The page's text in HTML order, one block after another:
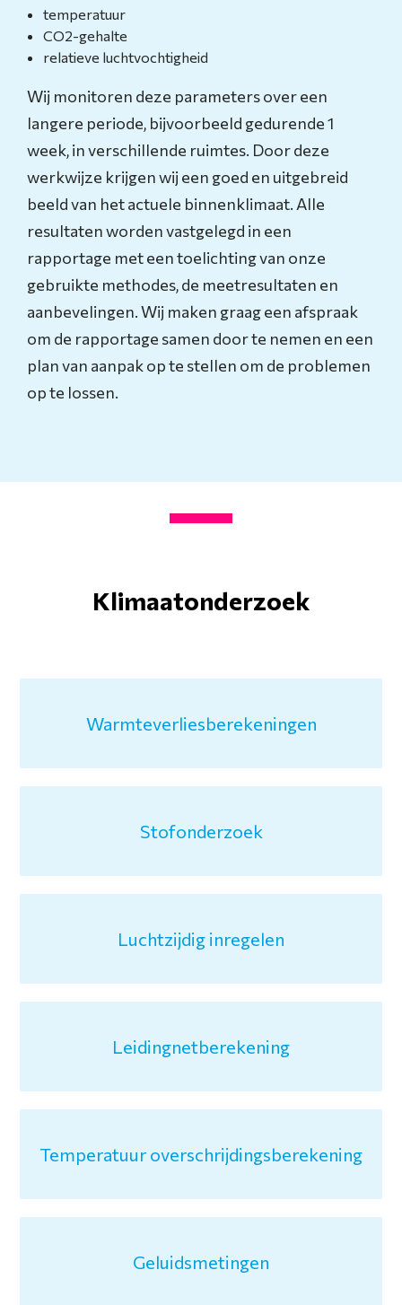
temperatuur
CO2-gehalte
relatieve luchtvochtigheid
Wij monitoren deze parameters over een
langere periode, bijvoorbeeld gedurende 1
week, in verschillende ruimtes. Door deze
werkwijze krijgen wij een goed en uitgebreid
beeld van het actuele binnenklimaat. Alle
resultaten worden vastgelegd in een
rapportage met een toelichting van onze
gebruikte methodes, de meetresultaten en
aanbevelingen. Wij maken graag een afspraak
om de rapportage samen door te nemen en een
plan van aanpak op te stellen om de problemen
op te lossen.
Klimaatonderzoek
Warmteverliesberekeningen
Stofonderzoek
Luchtzijdig inregelen
Leidingnetberekening
Temperatuur overschrijdingsberekening
Geluidsmetingen